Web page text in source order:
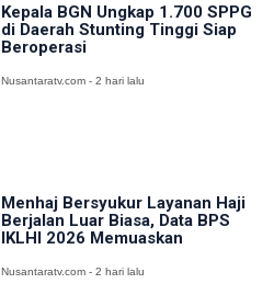
Kepala BGN Ungkap 1.700 SPPG
di Daerah Stunting Tinggi Siap
Beroperasi
Nusantaratv.com - 2 hari lalu
Menhaj Bersyukur Layanan Haji
Berjalan Luar Biasa, Data BPS
IKLHI 2026 Memuaskan
Nusantaratv.com - 2 hari lalu